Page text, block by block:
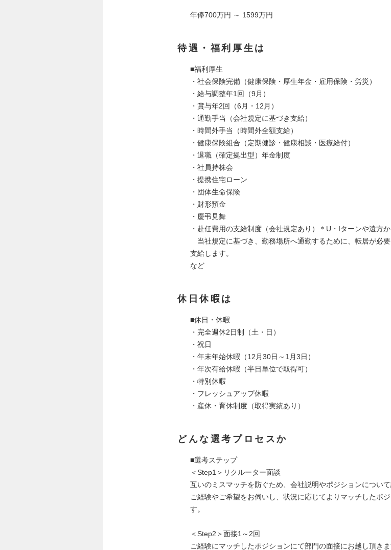
年俸700万円 ～ 1599万円
待遇・福利厚生は
■福利厚生
・社会保険完備（健康保険・厚生年金・雇用保険・労災）
・給与調整年1回（9月）
・賞与年2回（6月・12月）
・通勤手当（会社規定に基づき支給）
・時間外手当（時間外全額支給）
・健康保険組合（定期健診・健康相談・医療給付）
・退職（確定拠出型）年金制度
・社員持株会
・提携住宅ローン
・団体生命保険
・財形預金
・慶弔見舞
・赴任費用の支給制度（会社規定あり）＊U・Iターンや遠方
当社規定に基づき、勤務場所へ通勤するために、転居が必
支給します。
など
休日休暇は
■休日・休暇
・完全週休2日制（土・日）
・祝日
・年末年始休暇（12月30日～1月3日）
・年次有給休暇（半日単位で取得可）
・特別休暇
・フレッシュアップ休暇
・産休・育休制度（取得実績あり）
どんな選考プロセスか
■選考ステップ
＜Step1＞リクルーター面談
互いのミスマッチを防ぐため、会社説明やポジションについて
ご経験やご希望をお伺いし、状況に応じてよりマッチしたポ
す。
＜Step2＞面接1～2回
ご経験にマッチしたポジションにて部門の面接にお越し頂きま